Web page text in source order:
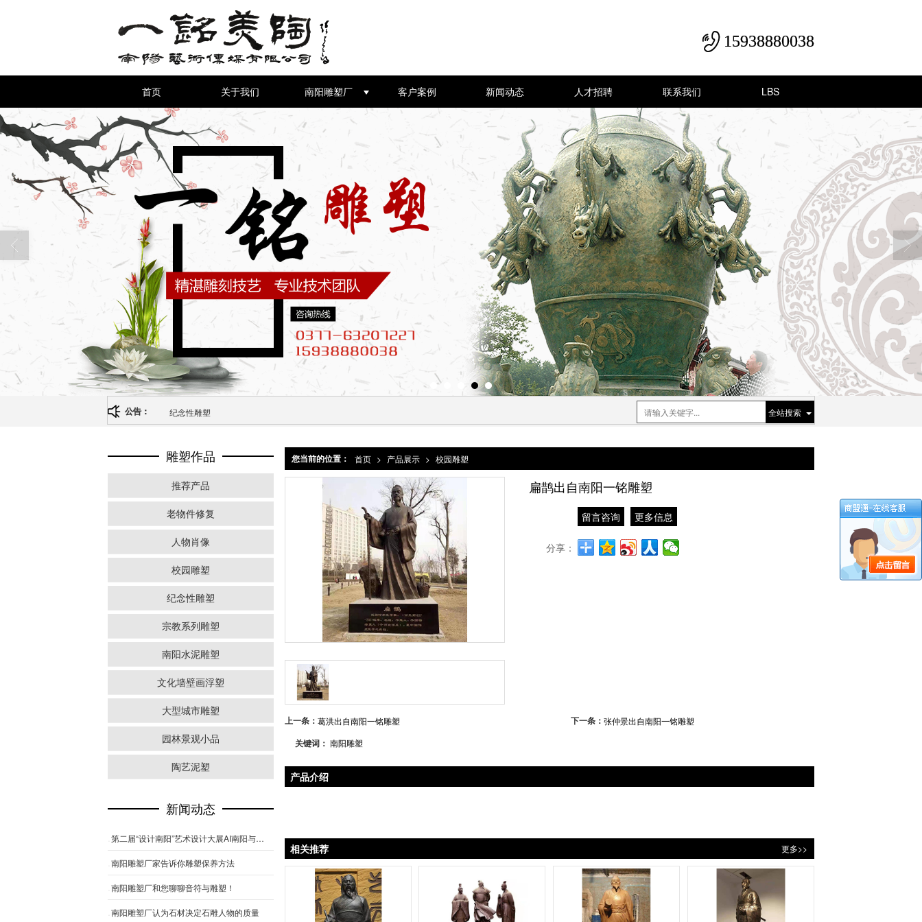
15938880038
首页 关于我们 南阳雕塑厂 客户案例 新闻动态 人才招聘 联系我们 LBS
公告： 纪念性雕塑 全站搜索
您当前的位置： 首页 > 产品展示 > 校园雕塑
扁鹊出自南阳一铭雕塑
留言咨询 更多信息
分享：
上一条： 葛洪出自南阳一铭雕塑 下一条： 张仲景出自南阳一铭雕塑
关键词： 南阳雕塑
产品介绍
更多>>
相关推荐
雕塑作品
推荐产品
老物件修复
人物肖像
校园雕塑
纪念性雕塑
宗教系列雕塑
南阳水泥雕塑
文化墙壁画浮塑
大型城市雕塑
园林景观小品
陶艺泥塑
新闻动态
第二届“设计南阳”艺术设计大展AI南阳与综合类作品述评
南阳雕塑厂家告诉你雕塑保养方法
南阳雕塑厂和您聊聊音符与雕塑！
南阳雕塑厂认为石材决定石雕人物的质量